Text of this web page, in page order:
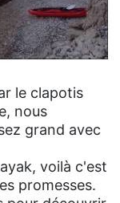
le clapotis
nous
grand avec
voilà c'est
promesses.